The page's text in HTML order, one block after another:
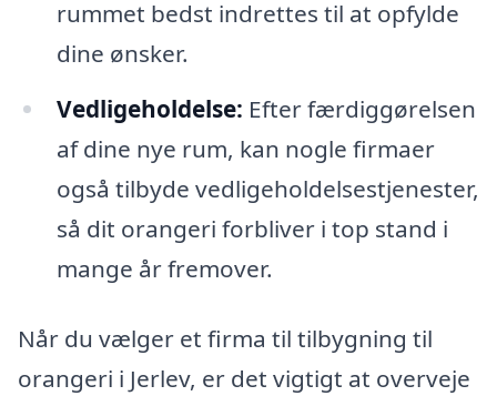
rummet bedst indrettes til at opfylde
dine ønsker.
Vedligeholdelse: Efter færdiggørelsen
af dine nye rum, kan nogle firmaer
også tilbyde vedligeholdelsestjenester,
så dit orangeri forbliver i top stand i
mange år fremover.
Når du vælger et firma til tilbygning til
orangeri i Jerlev, er det vigtigt at overveje